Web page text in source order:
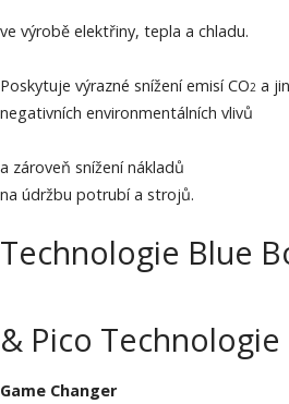
ve výrobě elektřiny, tepla a chladu.
Poskytuje výrazné snížení emisí CO2 a
negativních environmentálních vlivů
a zároveň snížení nákladů
na údržbu potrubí a strojů.
Technologie Blue
& Pico Technologie
Game Changer